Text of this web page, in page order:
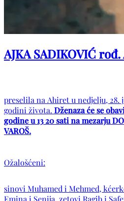
AJKA SADIKOVIĆ
preselila na Ahiret u nedjelju, 28.
godini života. Dženaza će se
godine u 13 20 sati na mezarju
VAROŠ.
Ožalošćeni:
sinovi Muhamed i Mehmed,